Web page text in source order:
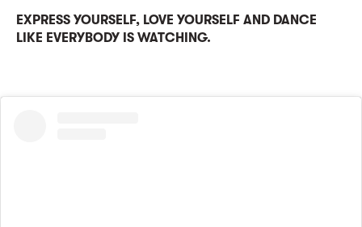
EXPRESS YOURSELF, LOVE YOURSELF AND DANCE
LIKE EVERYBODY IS WATCHING.